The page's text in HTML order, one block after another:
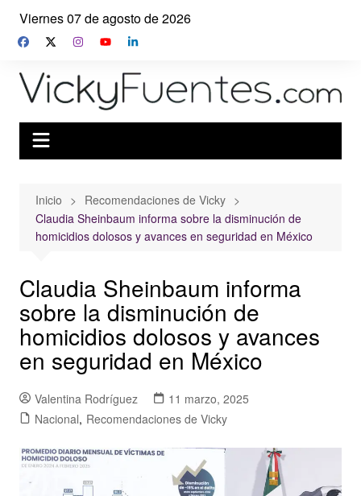
Saltar
contenido
Viernes 07 de agosto de 2026
Inicio
Recomendaciones de Vicky
Claudia Sheinbaum informa sobre la disminución de
homicidios dolosos y avances en seguridad en México
Claudia Sheinbaum informa
sobre la disminución de
homicidios dolosos y avances
en seguridad en México
Valentina Rodríguez
11 marzo, 2025
Nacional, Recomendaciones de Vicky